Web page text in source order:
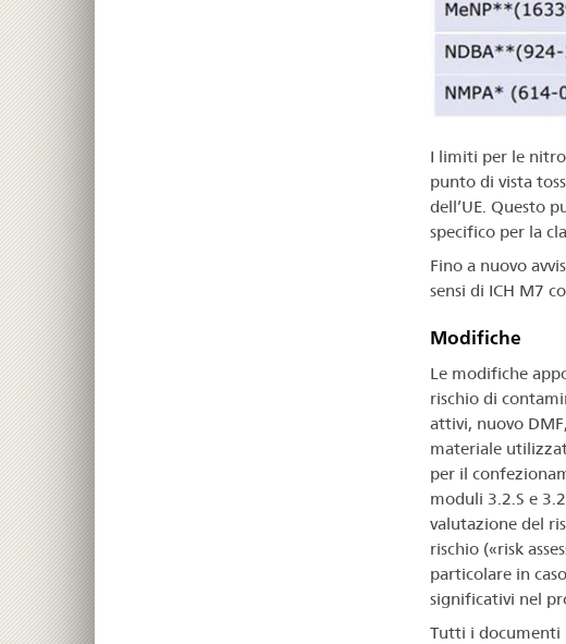
I limiti per le
punto di vista
dell’UE. Questo
specifico per la
Fino a nuovo
sensi di ICH M7
Modifiche
Le modifiche
rischio di
attivi, nuovo
materiale
per il
moduli 3.2.S e
valutazione del
rischio («risk
particolare in
significativi nel
Tutti i documenti